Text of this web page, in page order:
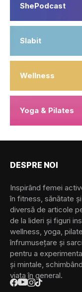
ShePodcast
Slabit
Wellness
Yoga & Pilates
DESPRE NOI
Inspirând femei
în fitness, sănătate
diversă de articole
de la lideri și figuri
wellness, yoga,
înfrumusețare și
pentru a
și mintale,
viața în general.